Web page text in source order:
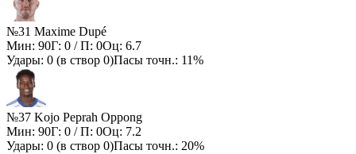
№31 Maxime Dupé
Мин: 90Г: 0 / П: 0Оц: 6.7
Удары: 0 (в створ 0)Пасы точн.: 11%
№37 Kojo Peprah Oppong
Мин: 90Г: 0 / П: 0Оц: 7.2
Удары: 0 (в створ 0)Пасы точн.: 20%